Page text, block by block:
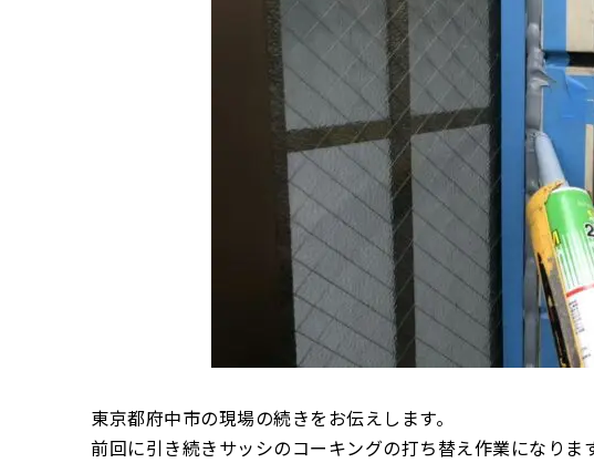
東京都府中市の現場の続きをお伝えします。
前回に引き続きサッシのコーキングの打ち替え作業になります